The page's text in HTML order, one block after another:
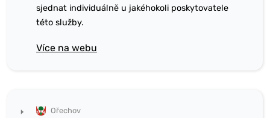
sjednat individuálně u jakéhokoli poskytovatele
této služby.
Více na webu
Ořechov